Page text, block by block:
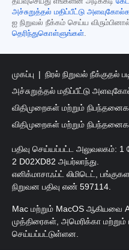
அச்சுறுத்தல் மதிப்பீட்டு
ஐ நிறுவல் நீக்கம் செய்ய
தெரிந்துகொள்ளுங்கள்.
முகப்பு நிரல் நிறுவல் நீக்குதல்
அச்சுறுத்தல் மதிப்பீட்டு
விதிமுறைகள் மற்றும்
விதிமுறைகள் மற்றும்
பதிவு செய்யப்பட்ட அலுவலகம்: 1
2 D02XD82 அயர்லாந்து.
எனிக்மாசாஃப்ட் லிமிடெட்,
நிறுவன பதிவு எண் 597114.
Mac மற்றும் MacOS ஆகியவை
முத்திரைகள், அமெரிக்கா மற்றும்
செய்யப்பட்டுள்ளன.